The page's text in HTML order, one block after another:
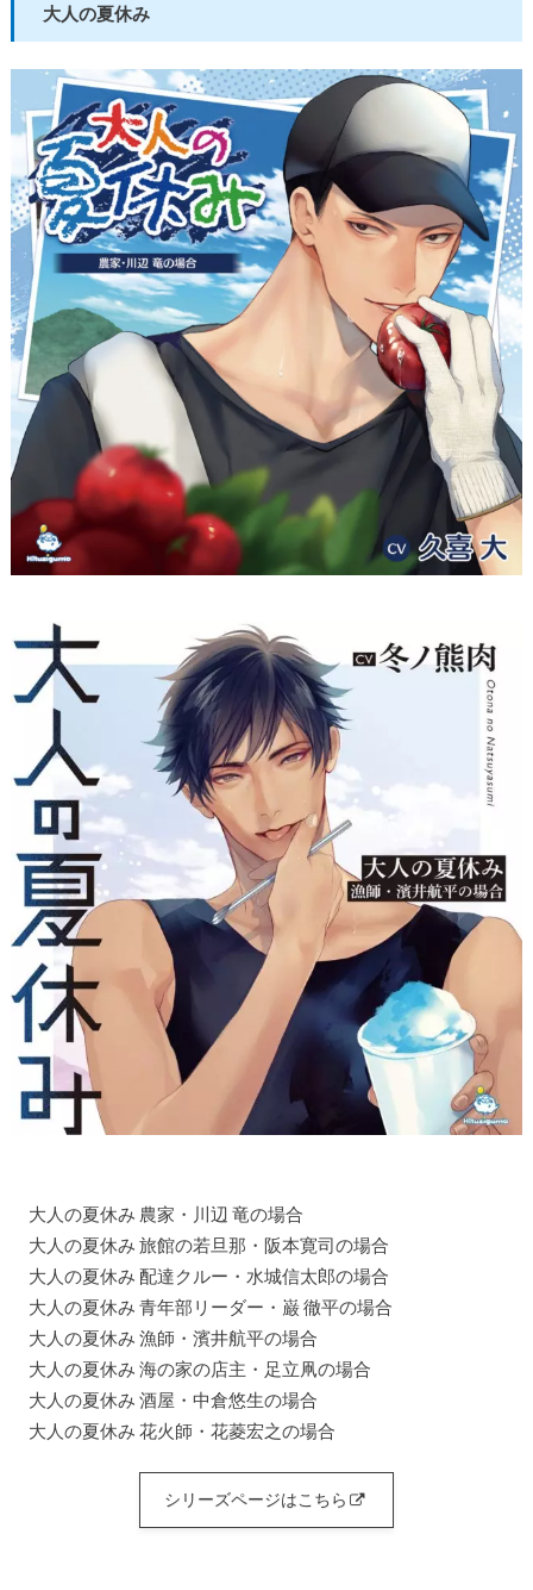
大人の夏休み
大人の夏休み 農家・川辺 竜の場合
大人の夏休み 旅館の若旦那・阪本寛司の場合
大人の夏休み 配達クルー・水城信太郎の場合
大人の夏休み 青年部リーダー・巌 徹平の場合
大人の夏休み 漁師・濱井航平の場合
大人の夏休み 海の家の店主・足立凧の場合
大人の夏休み 酒屋・中倉悠生の場合
大人の夏休み 花火師・花菱宏之の場合
シリーズページはこちら